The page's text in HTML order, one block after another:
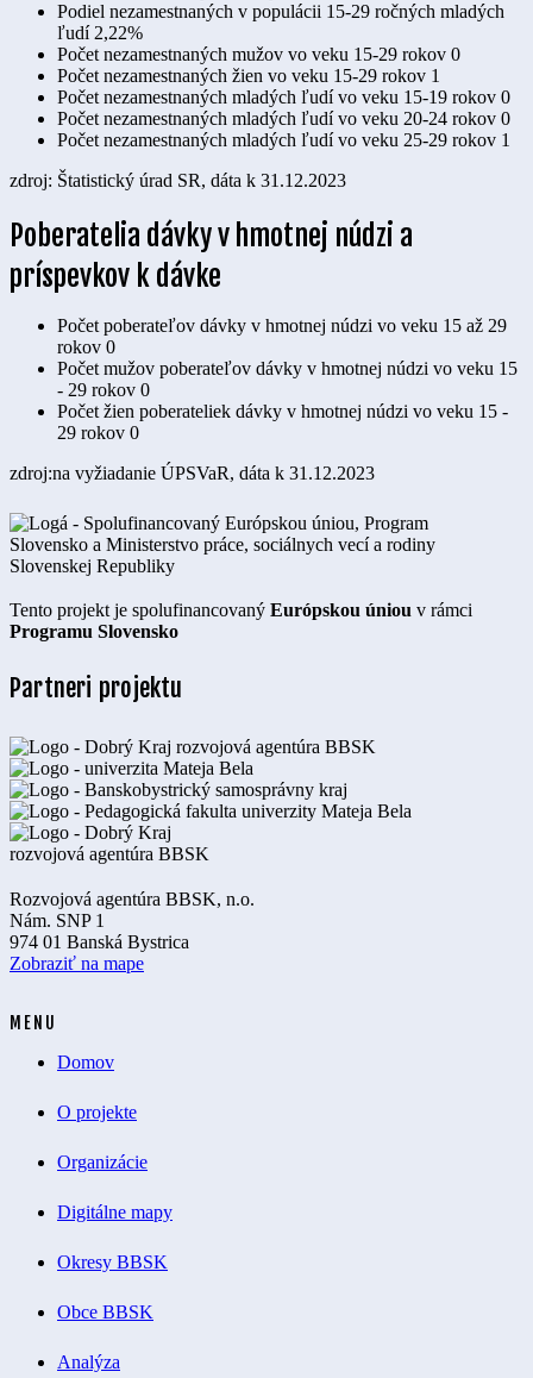
Podiel nezamestnaných v populácii 15-29 ročných mladých
ľudí 2,22%
Počet nezamestnaných mužov vo veku 15-29 rokov 0
Počet nezamestnaných žien vo veku 15-29 rokov 1
Počet nezamestnaných mladých ľudí vo veku 15-19 rokov 0
Počet nezamestnaných mladých ľudí vo veku 20-24 rokov 0
Počet nezamestnaných mladých ľudí vo veku 25-29 rokov 1
zdroj: Štatistický úrad SR, dáta k 31.12.2023
Poberatelia dávky v hmotnej núdzi a
príspevkov k dávke
Počet poberateľov dávky v hmotnej núdzi vo veku 15 až 29
rokov 0
Počet mužov poberateľov dávky v hmotnej núdzi vo veku 15
- 29 rokov 0
Počet žien poberateliek dávky v hmotnej núdzi vo veku 15 -
29 rokov 0
zdroj:na vyžiadanie ÚPSVaR, dáta k 31.12.2023
Tento projekt je spolufinancovaný Európskou úniou v rámci
Programu Slovensko
Partneri projektu
Rozvojová agentúra BBSK, n.o.
Nám. SNP 1
974 01 Banská Bystrica
Zobraziť na mape
MENU
Domov
O projekte
Organizácie
Digitálne mapy
Okresy BBSK
Obce BBSK
Analýza